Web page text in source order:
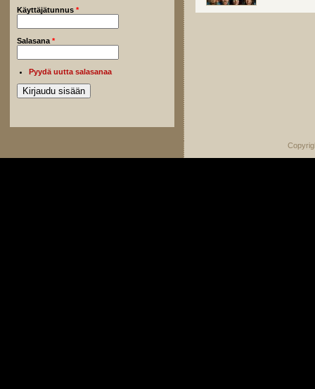
Käyttäjätunnus *
Salasana *
Pyydä uutta salasanaa